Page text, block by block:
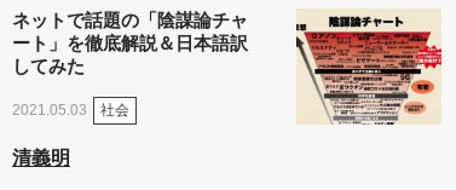
ネットで話題の「陰謀論チャ
ート」を徹底解説＆日本語訳
してみた
2021.05.03 社会
清義明